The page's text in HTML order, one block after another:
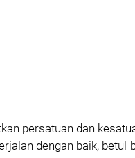
persatuan dan
dengan baik,